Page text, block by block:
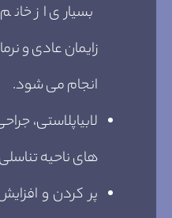
بسیاری از
زایمان عادی و
انجام می شود.
لابیاپلاستی،
های ناحیه
پر کردن و